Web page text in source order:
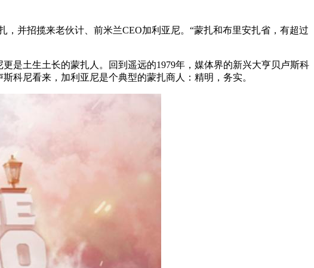
并招揽来老伙计、前米兰CEO加利亚尼。“蒙扎和布里安扎省，有超过
是土生土长的蒙扎人。回到遥远的1979年，媒体界的新兴大亨贝卢斯科
科尼看来，加利亚尼是个典型的蒙扎商人：精明，务实。